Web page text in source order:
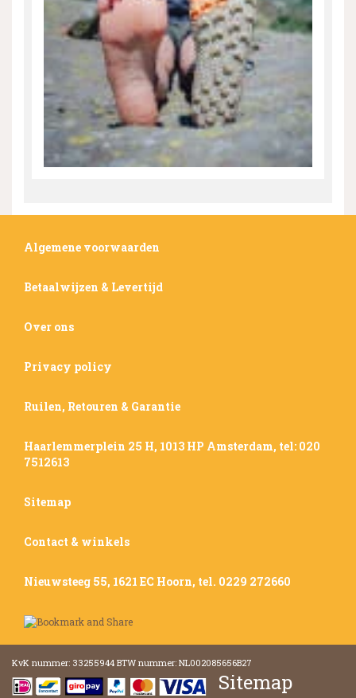
Algemene voorwaarden
Betaalwijzen & Levertijd
Over ons
Privacy policy
Ruilen, Retouren & Garantie
Haarlemmerplein 25 H, 1013 HP Amsterdam, tel: 020
7512613
Sitemap
Contact & winkels
Nieuwsteeg 55, 1621 EC Hoorn, tel. 0229 272660
KvK nummer: 33255944 BTW nummer: NL002085656B27
Sitemap